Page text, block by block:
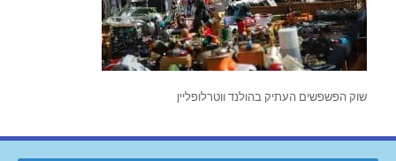
שוק הפשפשים העתיק בהולנד ווטרלופליין